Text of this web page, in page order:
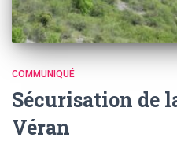
COMMUNIQUÉ
Sécurisation de
Véran